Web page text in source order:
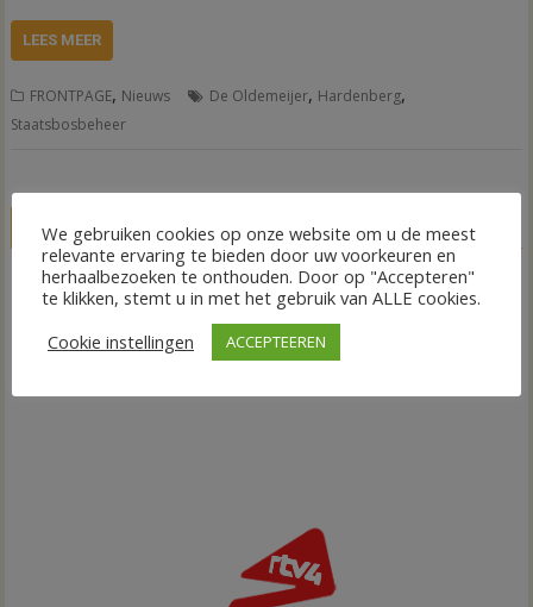
LEES MEER
FRONTPAGE, Nieuws De Oldemeijer, Hardenberg,
Staatsbosbeheer
LIVE
We gebruiken cookies op onze website om u de meest
relevante ervaring te bieden door uw voorkeuren en
herhaalbezoeken te onthouden. Door op "Accepteren"
te klikken, stemt u in met het gebruik van ALLE cookies.
Cookie instellingen
ACCEPTEEREN